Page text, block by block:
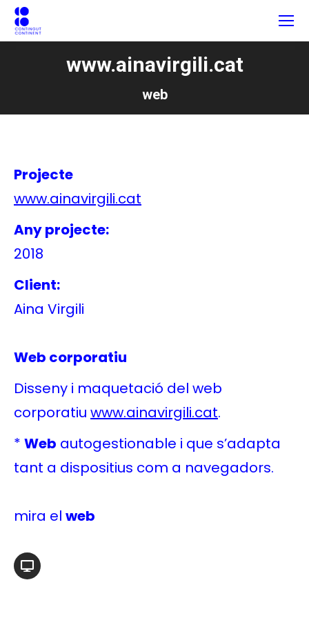
www.ainavirgili.cat
web
Projecte
www.ainavirgili.cat
Any projecte:
2018
Client:
Aina Virgili
Web corporatiu
Disseny i maquetació del web
corporatiu www.ainavirgili.cat.
* Web autogestionable i que s’adapta
tant a dispositius com a navegadors.
mira el web